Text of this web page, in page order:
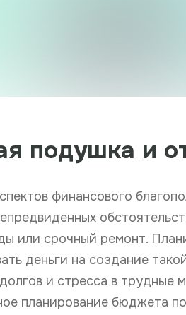
подушка и
финансового
или срочный ремонт.
деньги на создание
и стресса в трудные
планирование бюджета